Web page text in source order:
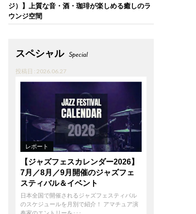
ジ）】上質な音・酒・珈琲が楽しめる癒しのラ
ウンジ空間
スペシャル Special
投稿日 : 2026.06.27
レポート
【ジャズフェスカレンダー2026】
7月／8月／9月開催のジャズフェ
スティバル＆イベント
日本全国で開催されるジャズフェスティバル
のスケジュールを月別で紹介！ アマチュア演